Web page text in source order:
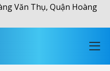
Văn Thụ, Quận Hoàng